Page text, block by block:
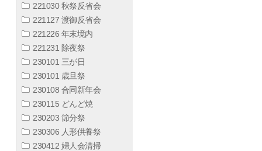
221030 秋祭反省会
221127 渡御反省会
221226 年末境内
221231 除夜祭
230101 三が日
230101 歳旦祭
230108 合同新年会
230115 どんど焼
230203 節分祭
230306 人形供養祭
230412 婦人会清掃